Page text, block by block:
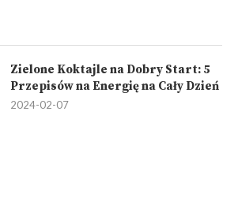
Zielone Koktajle na Dobry Start: 5
Przepisów na Energię na Cały Dzień
2024-02-07